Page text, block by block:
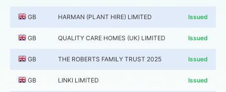
GB HARMAN (PLANT HIRE) LIMITED Issued
GB QUALITY CARE HOMES (UK) LIMITED Issued
GB THE ROBERTS FAMILY TRUST 2025 Issued
GB LINKI LIMITED Issued